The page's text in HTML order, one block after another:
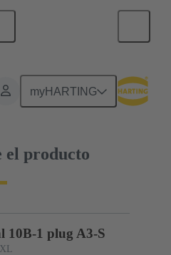
myHARTING
el producto
10B-1 plug A3-S